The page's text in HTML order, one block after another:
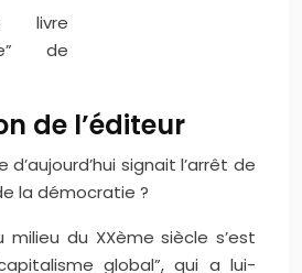
livre
de
de l’éditeur
signait l’arrêt de
la démocratie ?
du XXème siècle s’est
global”, qui a lui-